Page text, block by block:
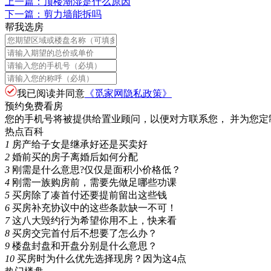
下一篇： 剪力墙能拆吗
帮我选房
我已阅读并同意 《觅家网隐私政策》
预约免费看房
您的手机号将被提供给置业顾问，以便对方联系您， 并为您定
热点百科
1 房产给子女是继承好还是买卖好
2 婚前买的房子离婚后如何分配
3 刚需是什么意思?仅仅是面积小价格低？
4 刚需一族购房前，需要先做足哪些功课
5 买房除了凑首付还要提前留出这些钱
6 买房补充协议中的这些条款缺一不可！
7 这八大毁约行为希望你用不上，快来看
8 买房交完首付后不想要了怎么办？
9 楼盘封盘和开盘分别是什么意思？
10 买房时为什么优先选择现房？因为这4点